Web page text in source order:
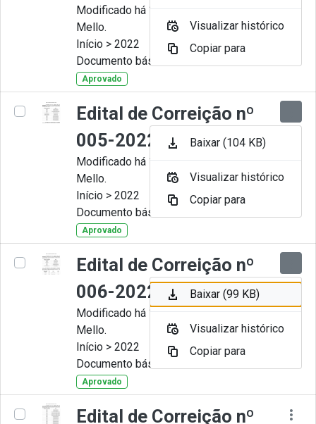
Modificado há 11 Meses por Artur
Mello.
Início > 2022
Documento básico
Aprovado
Edital de Correição nº
005-2022
Modificado há 11 Meses por Artur
Mello.
Início > 2022
Documento básico
Aprovado
Edital de Correição nº
006-2022
Modificado há 11 Meses por Artur
Mello.
Início > 2022
Documento básico
Aprovado
Edital de Correição nº
Visualizar histórico
Copiar para
Baixar (104 KB)
Visualizar histórico
Copiar para
Baixar (99 KB)
Visualizar histórico
Copiar para